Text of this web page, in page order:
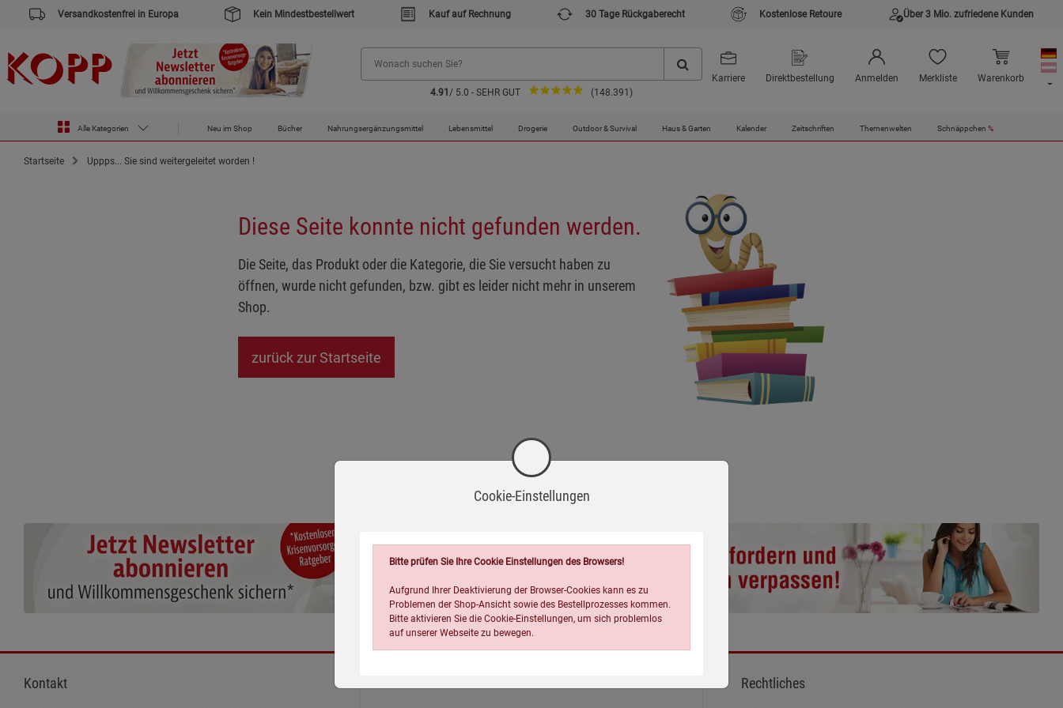
Versandkostenfrei in Europa Kein Mindestbestellwert Kauf auf Rechnung 30 Tage Rückgaberecht Kostenlose Retoure Über 3 Mio. zufriedene Kunden
4.91 / 5.0 - SEHR GUT (148.391)
Karriere Direktbestellung Anmelden Merkliste Warenkorb
Alle Kategorien Neu im Shop Bücher Nahrungsergänzungsmittel Lebensmittel Drogerie Outdoor & Survival Haus & Garten Kalender Zeitschriften Themenwelten Schnäppchen %
Startseite Uppps... Sie sind weitergeleitet worden !
Diese Seite konnte nicht gefunden werden.
Die Seite, das Produkt oder die Kategorie, die Sie versucht haben zu
öffnen, wurde nicht gefunden, bzw. gibt es leider nicht mehr in unserem
Shop.
zurück zur Startseite
Kontakt Rechtliches
Cookie-Einstellungen
Bitte prüfen Sie Ihre Cookie Einstellungen des Browsers!
Aufgrund Ihrer Deaktivierung der Browser-Cookies kann es zu
Problemen der Shop-Ansicht sowie des Bestellprozesses kommen.
Bitte aktivieren Sie die Cookie-Einstellungen, um sich problemlos
auf unserer Webseite zu bewegen.